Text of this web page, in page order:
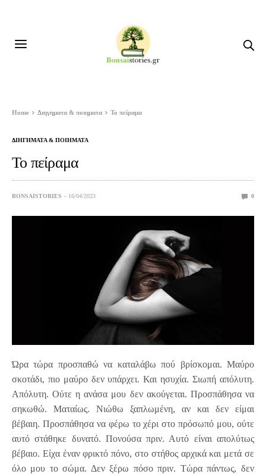
Home Διηγηματα & ποιηματα Το πείραμα
ΔΙΗΓΗΜΑΤΑ & ΠΟΙΗΜΑΤΑ
Το πείραμα
BONSAISTORIES 16/04/2023 0
Ώρα τώρα προσπαθώ να καταλάβω πού βρίσκομαι. Μαύρο
σκοτάδι, πιο μαύρο δεν υπάρχει. Και ησυχία. Σιωπή απόλυτη.
Απόλυτη. Ούτε η ανάσα μου δεν ακούγεται. Προσπάθησα να
σηκωθώ. Ματαίως. Νιώθω ξαπλωμένη, αν και δεν είμαι
βέβαιη. Προσπάθησα να φέρω το χέρι στο πρόσωπό μου, ούτε
αυτό στάθηκε δυνατό. Πονούσα πριν. Αυτό είναι απολύτως
βέβαιο. Είχα έναν φρικτό πόνο, στο στήθος αρχικά και μετά σε
όλο μου το σώμα. Δεν ξέρω πόσο πριν. Τώρα πάντως, δεν